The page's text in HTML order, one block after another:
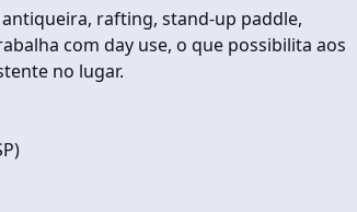
rafting, stand-up paddle,
com day use, o que possibilita aos
no lugar.